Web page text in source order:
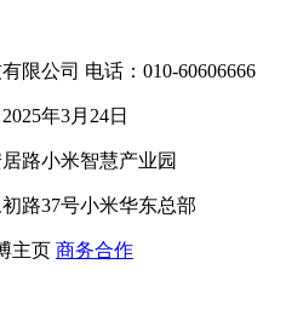
限公司 电话：010-60606666
年3月24日
路小米智慧产业园
路37号小米华东总部
主页 商务合作